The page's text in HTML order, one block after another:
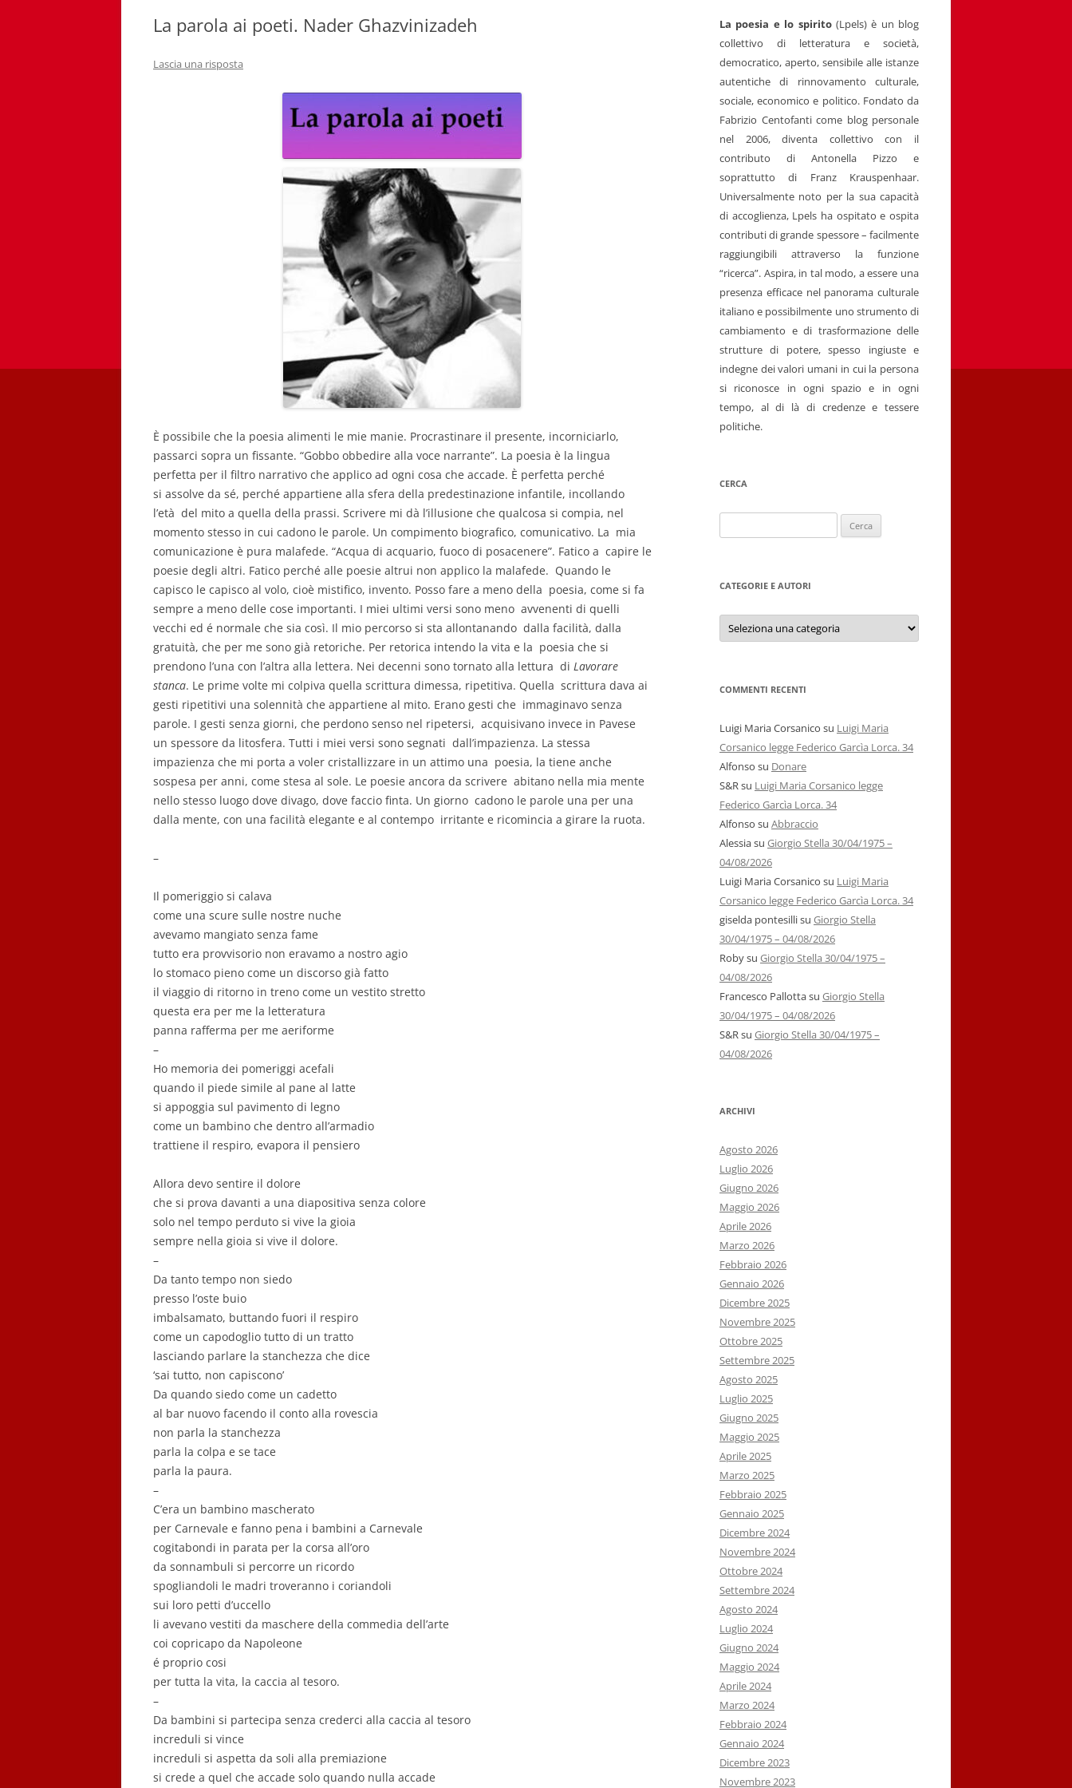
GIOVANNI NUSCIS
MARINO MAGLIANI
MATTEO TELARA
MONICA MAZZITELLI
PASQUALE VITAGLIANO
RICCARDO FERRAZZI
ROBERTO PLEVANO
STEFANIE GOLISCH
La parola ai poeti. Nader Ghazvinizadeh
Lascia una risposta
È possibile che la poesia alimenti le mie manie. Procrastinare il presente, incorniciarlo,
passarci sopra un fissante. “Gobbo obbedire alla voce narrante”. La poesia è la lingua
perfetta per il filtro narrativo che applico ad ogni cosa che accade. È perfetta perché
si assolve da sé, perché appartiene alla sfera della predestinazione infantile, incollando
l’età del mito a quella della prassi. Scrivere mi dà l’illusione che qualcosa si compia, nel
momento stesso in cui cadono le parole. Un compimento biografico, comunicativo. La mia
comunicazione è pura malafede. “Acqua di acquario, fuoco di posacenere”. Fatico a capire le
poesie degli altri. Fatico perché alle poesie altrui non applico la malafede. Quando le
capisco le capisco al volo, cioè mistifico, invento. Posso fare a meno della poesia, come si fa
sempre a meno delle cose importanti. I miei ultimi versi sono meno avvenenti di quelli
vecchi ed é normale che sia così. Il mio percorso si sta allontanando dalla facilità, dalla
gratuità, che per me sono già retoriche. Per retorica intendo la vita e la poesia che si
prendono l’una con l’altra alla lettera. Nei decenni sono tornato alla lettura di Lavorare
stanca. Le prime volte mi colpiva quella scrittura dimessa, ripetitiva. Quella scrittura dava ai
gesti ripetitivi una solennità che appartiene al mito. Erano gesti che immaginavo senza
parole. I gesti senza giorni, che perdono senso nel ripetersi, acquisivano invece in Pavese
un spessore da litosfera. Tutti i miei versi sono segnati dall’impazienza. La stessa
impazienza che mi porta a voler cristallizzare in un attimo una poesia, la tiene anche
sospesa per anni, come stesa al sole. Le poesie ancora da scrivere abitano nella mia mente
nello stesso luogo dove divago, dove faccio finta. Un giorno cadono le parole una per una
dalla mente, con una facilità elegante e al contempo irritante e ricomincia a girare la ruota.
–
Il pomeriggio si calava
come una scure sulle nostre nuche
avevamo mangiato senza fame
tutto era provvisorio non eravamo a nostro agio
lo stomaco pieno come un discorso già fatto
il viaggio di ritorno in treno come un vestito stretto
questa era per me la letteratura
panna rafferma per me aeriforme
–
Ho memoria dei pomeriggi acefali
quando il piede simile al pane al latte
si appoggia sul pavimento di legno
come un bambino che dentro all’armadio
trattiene il respiro, evapora il pensiero
Allora devo sentire il dolore
che si prova davanti a una diapositiva senza colore
solo nel tempo perduto si vive la gioia
sempre nella gioia si vive il dolore.
–
Da tanto tempo non siedo
presso l’oste buio
imbalsamato, buttando fuori il respiro
come un capodoglio tutto di un tratto
lasciando parlare la stanchezza che dice
‘sai tutto, non capiscono’
Da quando siedo come un cadetto
al bar nuovo facendo il conto alla rovescia
non parla la stanchezza
parla la colpa e se tace
parla la paura.
–
C’era un bambino mascherato
per Carnevale e fanno pena i bambini a Carnevale
cogitabondi in parata per la corsa all’oro
da sonnambuli si percorre un ricordo
spogliandoli le madri troveranno i coriandoli
sui loro petti d’uccello
li avevano vestiti da maschere della commedia dell’arte
coi copricapo da Napoleone
é proprio cosi
per tutta la vita, la caccia al tesoro.
–
Da bambini si partecipa senza crederci alla caccia al tesoro
increduli si vince
increduli si aspetta da soli alla premiazione
si crede a quel che accade solo quando nulla accade
La poesia e lo spirito(Lpels) è un blog
collettivo di letteratura e società,
democratico, aperto, sensibile alle istanze
autentiche di rinnovamento culturale,
sociale, economico e politico. Fondato da
Fabrizio Centofanti come blog personale
nel 2006, diventa collettivo con il
contributo di Antonella Pizzo e
soprattutto di Franz Krauspenhaar.
Universalmente noto per la sua capacità
di accoglienza, Lpels ha ospitato e ospita
contributi di grande spessore – facilmente
raggiungibili attraverso la funzione
“ricerca”. Aspira, in tal modo, a essere una
presenza efficace nel panorama culturale
italiano e possibilmente uno strumento di
cambiamento e di trasformazione delle
strutture di potere, spesso ingiuste e
indegne dei valori umani in cui la persona
si riconosce in ogni spazio e in ogni
tempo, al di là di credenze e tessere
politiche.
CERCA
per:
CATEGORIE E AUTORI
Categorie
autori
COMMENTI RECENTI
Luigi Maria Corsanico su Luigi Maria
Corsanico legge Federico Garcìa Lorca. 34
Alfonso su Donare
S&Rsu Luigi Maria Corsanico legge
Federico Garcìa Lorca. 34
Alfonso su Abbraccio
Alessiasu Giorgio Stella 30/04/1975 –
04/08/2026
Luigi Maria Corsanico su Luigi Maria
Corsanico legge Federico Garcìa Lorca. 34
giselda pontesillisu Giorgio Stella
30/04/1975 – 04/08/2026
Robysu Giorgio Stella 30/04/1975 –
04/08/2026
Francesco Pallottasu Giorgio Stella
30/04/1975 – 04/08/2026
S&Rsu Giorgio Stella 30/04/1975 –
04/08/2026
ARCHIVI
Agosto 2026
Luglio 2026
Giugno 2026
Maggio 2026
Aprile 2026
Marzo 2026
Febbraio 2026
Gennaio 2026
Dicembre 2025
Novembre 2025
Ottobre 2025
Settembre 2025
Agosto 2025
Luglio 2025
Giugno 2025
Maggio 2025
Aprile 2025
Marzo 2025
Febbraio 2025
Gennaio 2025
Dicembre 2024
Novembre 2024
Ottobre 2024
Settembre 2024
Agosto 2024
Luglio 2024
Giugno 2024
Maggio 2024
Aprile 2024
Marzo 2024
Febbraio 2024
Gennaio 2024
Dicembre 2023
Novembre 2023